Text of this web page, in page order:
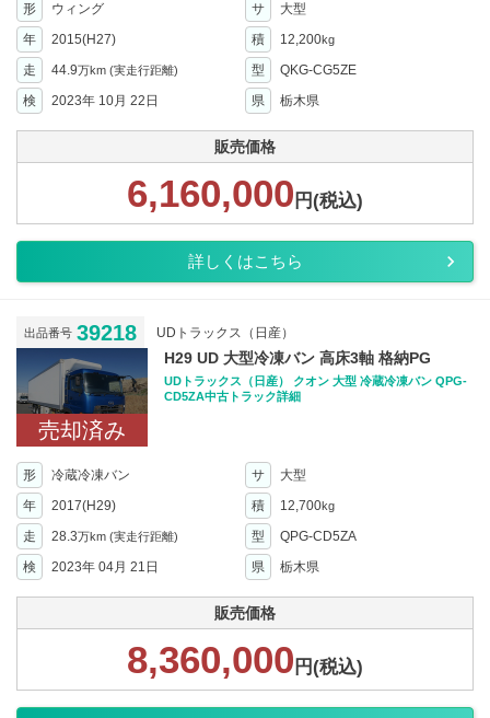
形 ウィング サ
大型
年
2015(H27) 積 12,200kg
走 44.9万km (実走行距離) 型
QKG-CG5ZE
検
2023年 10月 22日 県 栃木県
販売価格
6,160,000 円(税込)
詳しくはこちら
出品番号 39218 UDトラックス（日産）
売却済み
H29 UD 大型冷凍バン 高床3軸 格納PG
UDトラックス（日産） クオン 大型 冷蔵冷凍バン QPG-
CD5ZA中古トラック詳細
形 冷蔵冷凍バン サ
大型
年
2017(H29) 積 12,700kg
走 28.3万km (実走行距離) 型
QPG-CD5ZA
検
2023年 04月 21日 県 栃木県
販売価格
8,360,000 円(税込)